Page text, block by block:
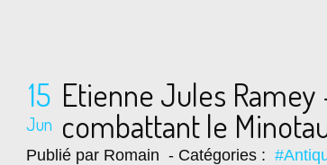
15
Jun
Etienne Jules Ramey
combattant le
Publié par Romain - Catégories :